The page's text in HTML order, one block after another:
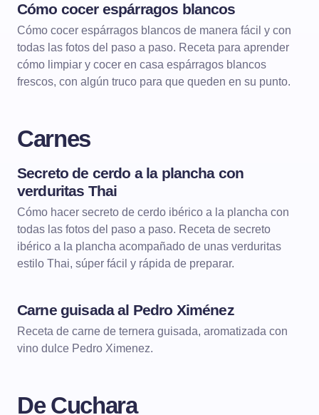
Cómo cocer espárragos blancos
Cómo cocer espárragos blancos de manera fácil y con
todas las fotos del paso a paso. Receta para aprender
cómo limpiar y cocer en casa espárragos blancos
frescos, con algún truco para que queden en su punto.
Carnes
CARNES CARNES A LA PLANCHA
Secreto de cerdo a la plancha con
verduritas Thai
Cómo hacer secreto de cerdo ibérico a la plancha con
todas las fotos del paso a paso. Receta de secreto
ibérico a la plancha acompañado de unas verduritas
estilo Thai, súper fácil y rápida de preparar.
Carne guisada al Pedro Ximénez
Receta de carne de ternera guisada, aromatizada con
vino dulce Pedro Ximenez.
De Cuchara